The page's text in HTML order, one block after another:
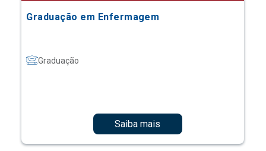
Graduação em Enfermagem
Graduação
Saiba mais